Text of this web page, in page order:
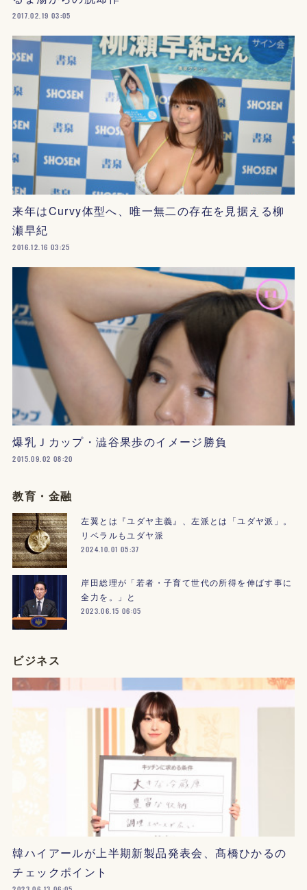
2017.02.19 03:05
来年はCurvy体型へ、唯一無二の存在を見据える柳
瀬早紀
2016.12.16 03:25
爆乳Ｊカップ・澁谷果歩のイメージ勝負
2015.09.02 08:20
教育・金融
左翼とは『ユダヤ主義』、左派とは「ユダヤ派」。
リベラルもユダヤ派
2024.10.01 05:37
岸田総理が「若者・子育て世代の所得を伸ばす事に
全力を。」と
2023.06.15 06:05
ビジネス
韓ハイアールが上半期新製品発表会、髙橋ひかるの
チェックポイント